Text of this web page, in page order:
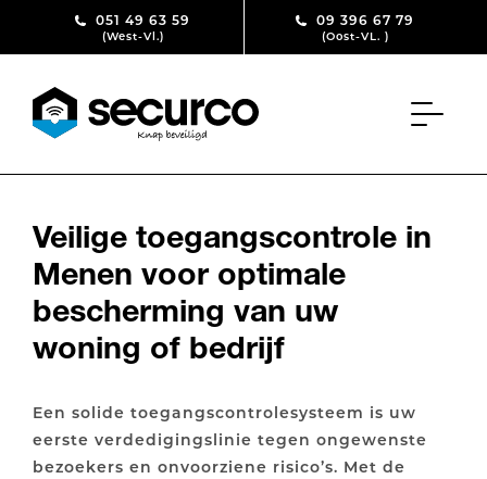
Skip to content051 49 63 59
(West-Vl.)
09 396 67 79
(Oost-VL. )
Veilige toegangscontrole in
Menen voor optimale
bescherming van uw
woning of bedrijf
Een solide toegangscontrolesysteem is uw
eerste verdedigingslinie tegen ongewenste
bezoekers en onvoorziene risico’s. Met de